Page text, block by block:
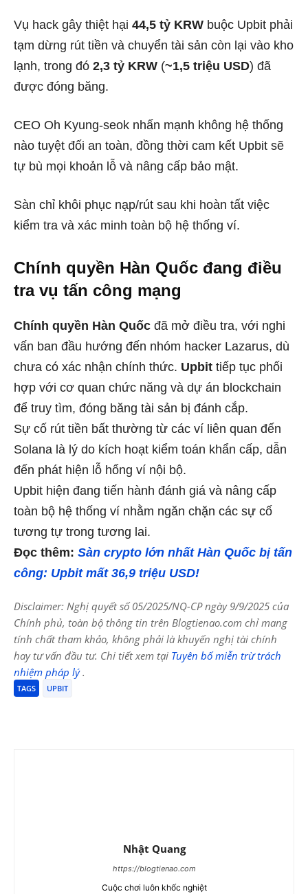
Vụ hack gây thiệt hại 44,5 tỷ KRW buộc Upbit phải
tạm dừng rút tiền và chuyển tài sản còn lại vào kho
lạnh, trong đó 2,3 tỷ KRW (~1,5 triệu USD) đã
được đóng băng.
CEO Oh Kyung-seok nhấn mạnh không hệ thống
nào tuyệt đối an toàn, đồng thời cam kết Upbit sẽ
tự bù mọi khoản lỗ và nâng cấp bảo mật.
Sàn chỉ khôi phục nạp/rút sau khi hoàn tất việc
kiểm tra và xác minh toàn bộ hệ thống ví.
Chính quyền Hàn Quốc đang điều
tra vụ tấn công mạng
Chính quyền Hàn Quốc đã mở điều tra, với nghi
vấn ban đầu hướng đến nhóm hacker Lazarus, dù
chưa có xác nhận chính thức. Upbit tiếp tục phối
hợp với cơ quan chức năng và dự án blockchain
để truy tìm, đóng băng tài sản bị đánh cắp.
Sự cố rút tiền bất thường từ các ví liên quan đến
Solana là lý do kích hoạt kiểm toán khẩn cấp, dẫn
đến phát hiện lỗ hổng ví nội bộ.
Upbit hiện đang tiến hành đánh giá và nâng cấp
toàn bộ hệ thống ví nhằm ngăn chặn các sự cố
tương tự trong tương lai.
Đọc thêm: Sàn crypto lớn nhất Hàn Quốc bị tấn
công: Upbit mất 36,9 triệu USD!
Disclaimer: Nghị quyết số 05/2025/NQ-CP ngày 9/9/2025 của
Chính phủ, toàn bộ thông tin trên Blogtienao.com chỉ mang
tính chất tham khảo, không phải là khuyến nghị tài chính
hay tư vấn đầu tư. Chi tiết xem tại Tuyên bố miễn trừ trách
nhiệm pháp lý.
TAGS UPBIT
Nhật Quang
https://blogtienao.com
Cuộc chơi luôn khốc nghiệt